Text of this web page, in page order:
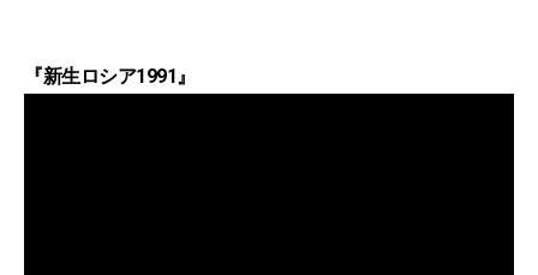
『新生ロシア1991』